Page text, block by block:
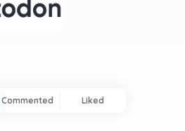
Commented Liked